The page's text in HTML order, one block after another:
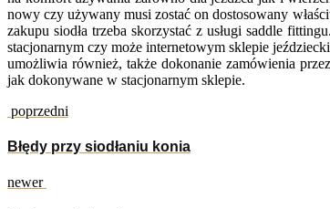
nowy czy używany musi zostać on dostosowany
zakupu siodła trzeba skorzystać z usługi saddle
stacjonarnym czy może internetowym sklepie
umożliwia również, także dokonanie zamówienia
jak dokonywane w stacjonarnym sklepie.
poprzedni
Błędy przy siodłaniu konia
newer